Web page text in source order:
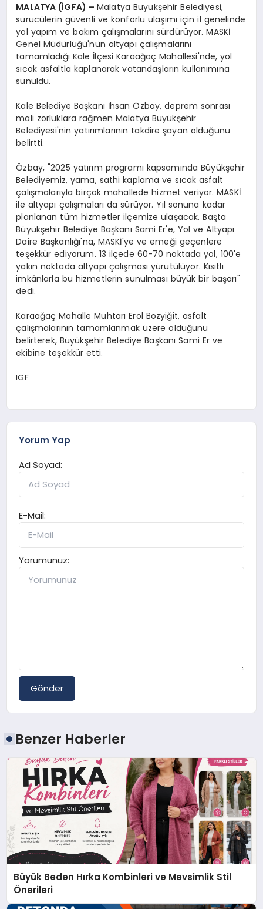
MALATYA (İGFA) –Malatya Büyükşehir Belediyesi,
sürücülerin güvenli ve konforlu ulaşımı için il genelinde
yol yapım ve bakım çalışmalarını sürdürüyor. MASKİ
Genel Müdürlüğü'nün altyapı çalışmalarını
tamamladığı Kale İlçesi Karaağaç Mahallesi'nde, yol
sıcak asfaltla kaplanarak vatandaşların kullanımına
sunuldu.
Kale Belediye Başkanı İhsan Özbay, deprem sonrası
mali zorluklara rağmen Malatya Büyükşehir
Belediyesi'nin yatırımlarının takdire şayan olduğunu
belirtti.
Özbay, "2025 yatırım programı kapsamında Büyükşehir
Belediyemiz, yama, sathi kaplama ve sıcak asfalt
çalışmalarıyla birçok mahallede hizmet veriyor. MASKİ
ile altyapı çalışmaları da sürüyor. Yıl sonuna kadar
planlanan tüm hizmetler ilçemize ulaşacak. Başta
Büyükşehir Belediye Başkanı Sami Er'e, Yol ve Altyapı
Daire Başkanlığı'na, MASKİ'ye ve emeği geçenlere
teşekkür ediyorum. 13 ilçede 60-70 noktada yol, 100'e
yakın noktada altyapı çalışması yürütülüyor. Kısıtlı
imkânlarla bu hizmetlerin sunulması büyük bir başarı"
dedi.
Karaağaç Mahalle Muhtarı Erol Bozyiğit, asfalt
çalışmalarının tamamlanmak üzere olduğunu
belirterek, Büyükşehir Belediye Başkanı Sami Er ve
ekibine teşekkür etti.
IGF
Yorum Yap
Ad Soyad:
E-Mail:
Yorumunuz:
Gönder
Benzer Haberler
Büyük Beden Hırka Kombinleri ve Mevsimlik Stil
Önerileri